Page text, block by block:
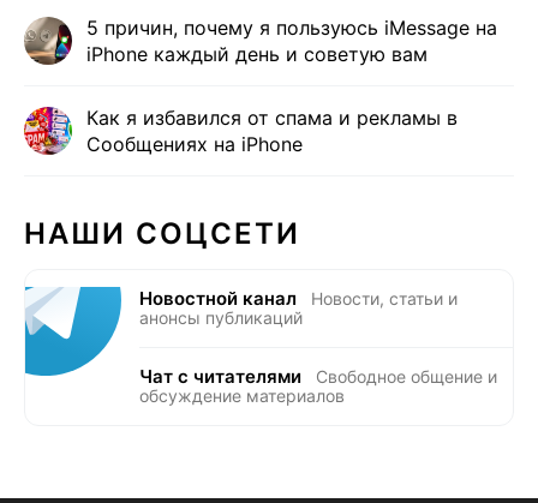
5 причин, почему я пользуюсь iMessage на
iPhone каждый день и советую вам
Как я избавился от спама и рекламы в
Сообщениях на iPhone
НАШИ СОЦСЕТИ
Новостной канал
Новости, статьи и
анонсы публикаций
Чат с читателями
Свободное общение и
обсуждение материалов